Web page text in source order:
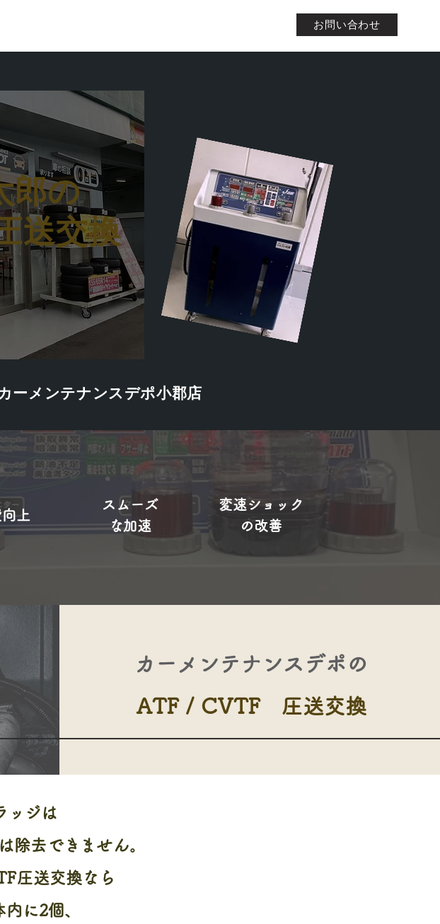
お問い合わせ
郎の
送交換
メンテナンスデポ小郡店
上
スムーズ
​な加速
変速ショック
の改善
​カーメンテナンスデポの
ATF / CVTF 圧送交換​
ッジは
除去できません。
圧送交換なら
に2個、